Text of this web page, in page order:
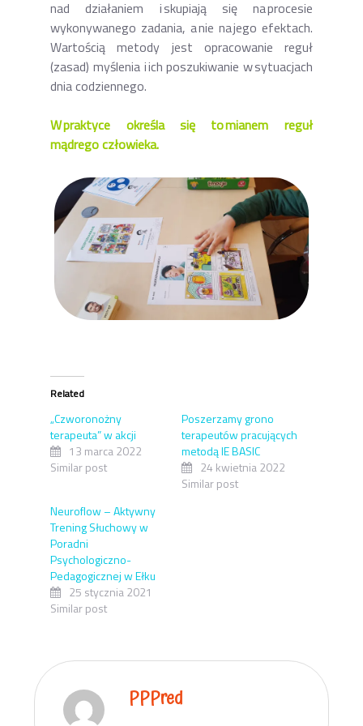
nad działaniem i skupiają się na procesie
wykonywanego zadania, a nie na jego efektach.
Wartością metody jest opracowanie reguł
(zasad) myślenia i ich poszukiwanie w sytuacjach
dnia codziennego.
W praktyce określa się to mianem reguł
mądrego człowieka.
Related
„Czworonożny
terapeuta” w akcji
13 marca 2022
Similar post
Poszerzamy grono
terapeutów pracujących
metodą IE BASIC
24 kwietnia 2022
Similar post
Neuroflow – Aktywny
Trening Słuchowy w
Poradni
Psychologiczno-
Pedagogicznej w Ełku
25 stycznia 2021
Similar post
PPPred